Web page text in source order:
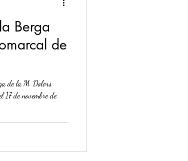
Berga
de
de la M. Dolors
de novembre de